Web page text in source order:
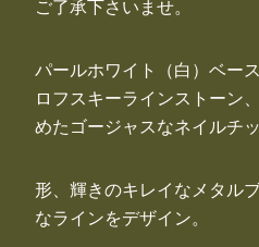
ご了承下さいませ。
パールホワイト（白）ベー
ロフスキーラインストーン
めたゴージャスなネイルチッ
形、輝きのキレイなメタル
なラインをデザイン。